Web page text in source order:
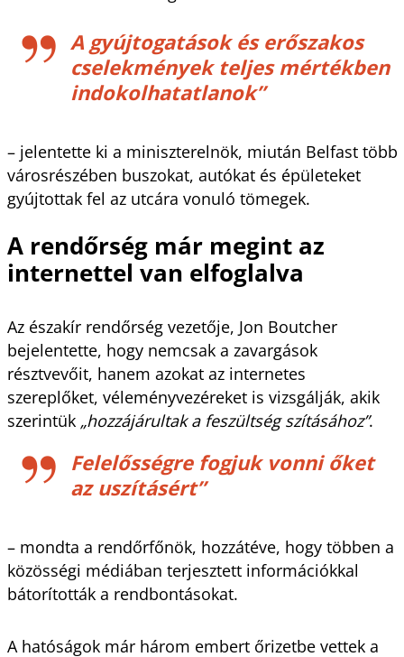
A gyújtogatások és erőszakos
cselekmények teljes mértékben
indokolhatatlanok”
– jelentette ki a miniszterelnök, miután Belfast több
városrészében buszokat, autókat és épületeket
gyújtottak fel az utcára vonuló tömegek.
A rendőrség már megint az
internettel van elfoglalva
Az északír rendőrség vezetője, Jon Boutcher
bejelentette, hogy nemcsak a zavargások
résztvevőit, hanem azokat az internetes
szereplőket, véleményvezéreket is vizsgálják, akik
szerintük „hozzájárultak a feszültség szításához”.
Felelősségre fogjuk vonni őket
az uszításért”
– mondta a rendőrfőnök, hozzátéve, hogy többen a
közösségi médiában terjesztett információkkal
bátorították a rendbontásokat.
A hatóságok már három embert őrizetbe vettek a